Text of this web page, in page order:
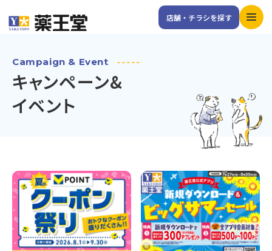
店舗・チラシを探す
Campaign & Event
キャンペーン&
イベント